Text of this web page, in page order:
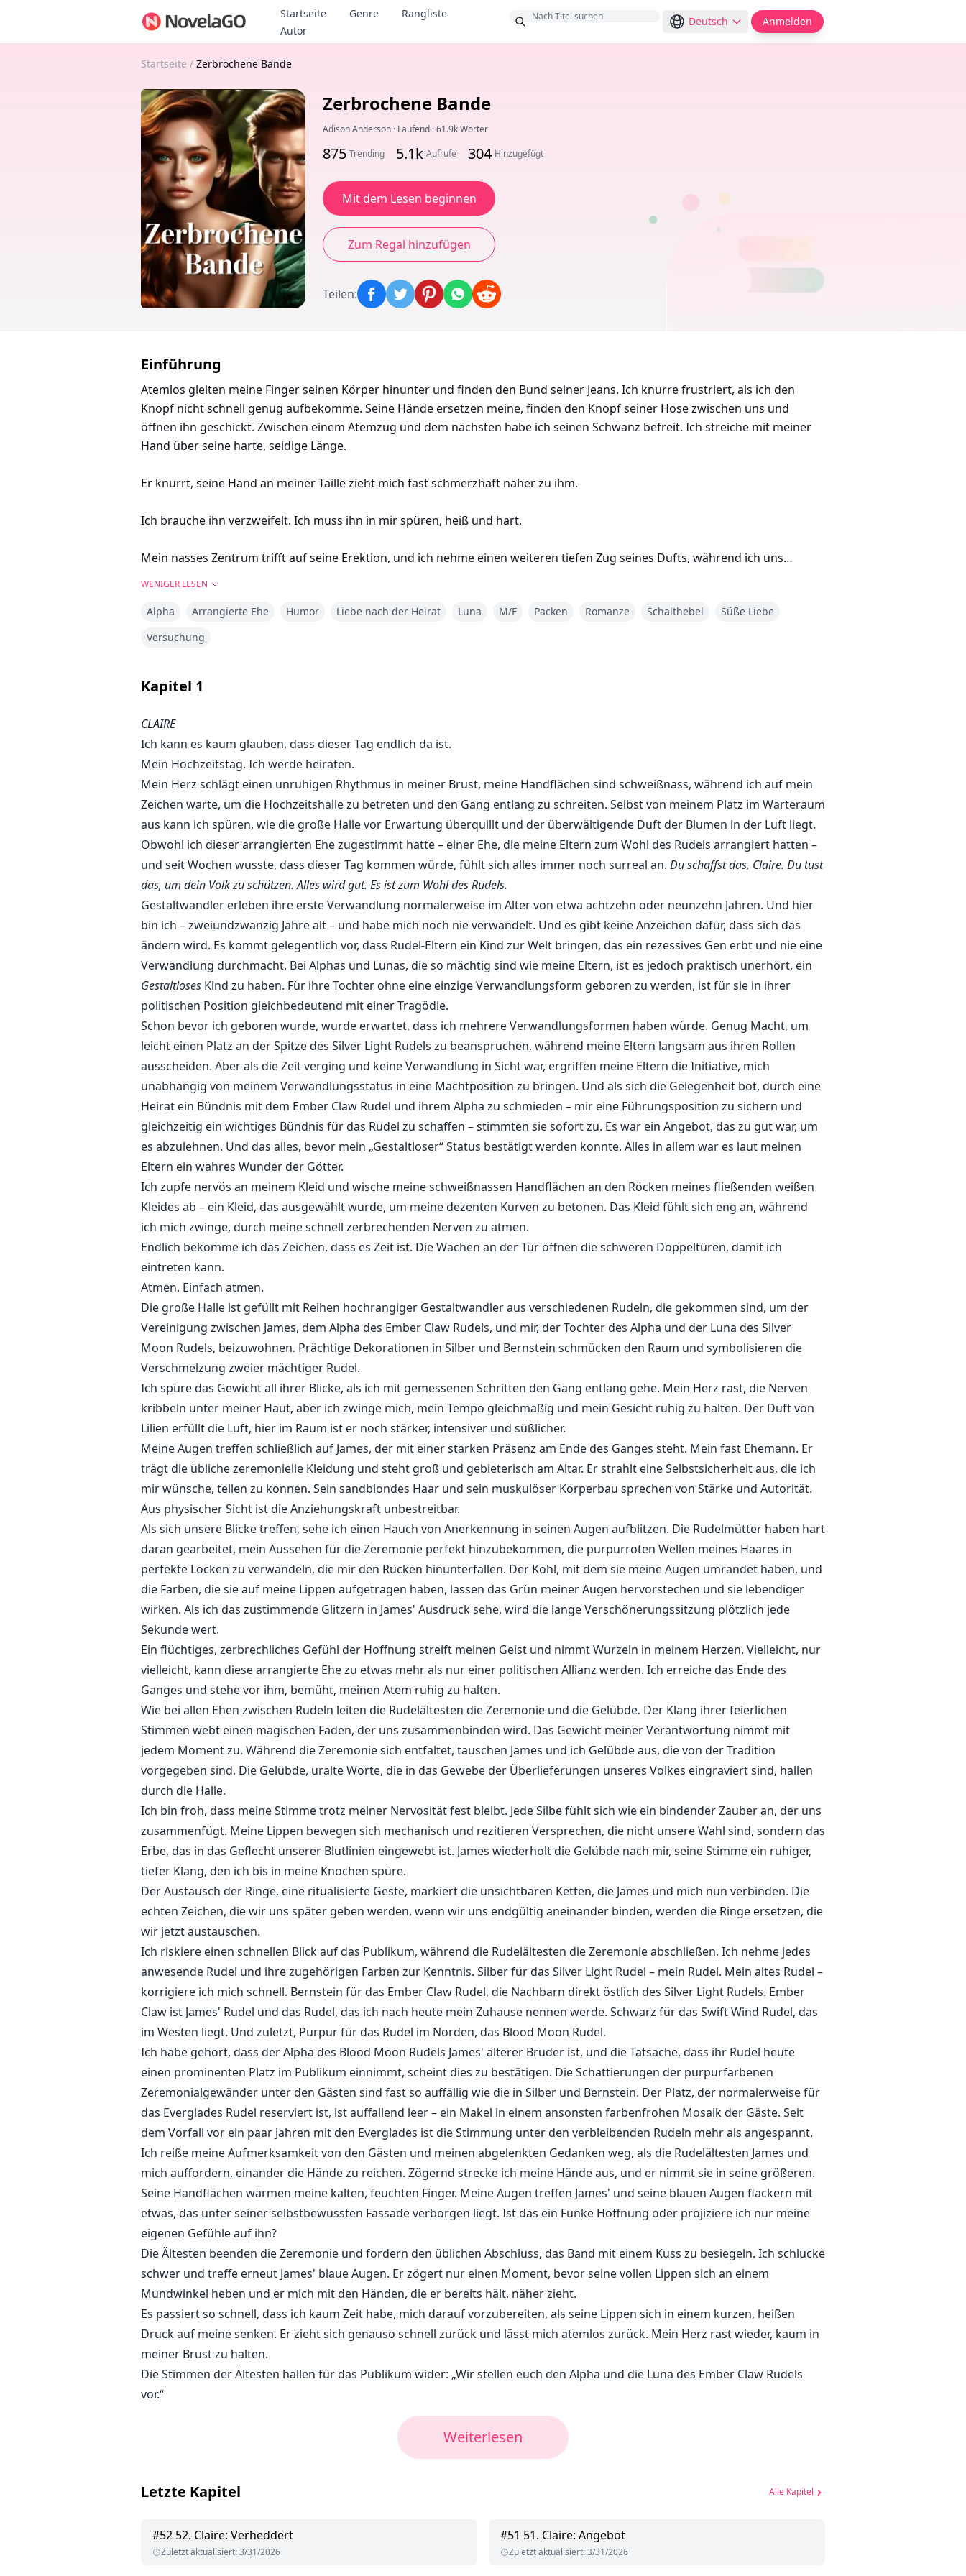
Startseite Genre
Rangliste
Autor
Bonus Deutsch Anmelden
Startseite / Zerbrochene Bande
Zerbrochene Bande
Adison Anderson · Laufend ·61.9k Wörter
875 Trending 5.1k Aufrufe 304 Hinzugefügt
Mit dem Lesen beginnen
Zum Regal hinzufügen
Teilen:
Einführung
Atemlos gleiten meine Finger seinen Körper hinunter und finden den Bund seiner Jeans. Ich knurre frustriert, als ich den
Knopf nicht schnell genug aufbekomme. Seine Hände ersetzen meine, finden den Knopf seiner Hose zwischen uns und
öffnen ihn geschickt. Zwischen einem Atemzug und dem nächsten habe ich seinen Schwanz befreit. Ich streiche mit meiner
Hand über seine harte, seidige Länge.
Er knurrt, seine Hand an meiner Taille zieht mich fast schmerzhaft näher zu ihm.
Ich brauche ihn verzweifelt. Ich muss ihn in mir spüren, heiß und hart.
Mein nasses Zentrum trifft auf seine Erektion, und ich nehme einen weiteren tiefen Zug seines Dufts, während ich uns
Sein dunkler Blick bohrt sich in meinen. „Bist du sicher?“ Seine Stimme ist rauer, als ich sie je gehört habe.
Claire wird in eine arrangierte Ehe mit einem geheimnisvollen Alpha gezwungen, den sie kaum kennt. Doch als Verrat ihre
eine Verbindung, die sie nicht ignorieren kann. Während sie gegen verbotene Begierden kämpfen, müssen Claire und der
Bruder ihres Mannes die gefährlichen Gewässer von Loyalität und Sehnsucht navigieren. Werden sie dem Ruf ihrer Herzen
nachgeben oder durch die Pflicht gebunden bleiben?
WENIGER LESEN
Alpha Arrangierte Ehe Humor Liebe nach der Heirat Luna M/F Packen Romanze Schalthebel
Süße Liebe
Versuchung
Kapitel 1
CLAIRE
Ich kann es kaum glauben, dass dieser Tag endlich da ist.
Mein Hochzeitstag. Ich werde heiraten.
Mein Herz schlägt einen unruhigen Rhythmus in meiner Brust, meine Handflächen sind schweißnass, während ich auf mein
Zeichen warte, um die Hochzeitshalle zu betreten und den Gang entlang zu schreiten. Selbst von meinem Platz im Warteraum
aus kann ich spüren, wie die große Halle vor Erwartung überquillt und der überwältigende Duft der Blumen in der Luft liegt.
Obwohl ich dieser arrangierten Ehe zugestimmt hatte – einer Ehe, die meine Eltern zum Wohl des Rudels arrangiert hatten –
und seit Wochen wusste, dass dieser Tag kommen würde, fühlt sich alles immer noch surreal an. Du schaffst das, Claire. Du tust
das, um dein Volk zu schützen. Alles wird gut. Es ist zum Wohl des Rudels.
Gestaltwandler erleben ihre erste Verwandlung normalerweise im Alter von etwa achtzehn oder neunzehn Jahren. Und hier
bin ich – zweiundzwanzig Jahre alt – und habe mich noch nie verwandelt. Und es gibt keine Anzeichen dafür, dass sich das
ändern wird. Es kommt gelegentlich vor, dass Rudel-Eltern ein Kind zur Welt bringen, das ein rezessives Gen erbt und nie eine
Verwandlung durchmacht. Bei Alphas und Lunas, die so mächtig sind wie meine Eltern, ist es jedoch praktisch unerhört, ein
Gestaltloses Kind zu haben. Für ihre Tochter ohne eine einzige Verwandlungsform geboren zu werden, ist für sie in ihrer
politischen Position gleichbedeutend mit einer Tragödie.
Schon bevor ich geboren wurde, wurde erwartet, dass ich mehrere Verwandlungsformen haben würde. Genug Macht, um
leicht einen Platz an der Spitze des Silver Light Rudels zu beanspruchen, während meine Eltern langsam aus ihren Rollen
ausscheiden. Aber als die Zeit verging und keine Verwandlung in Sicht war, ergriffen meine Eltern die Initiative, mich
unabhängig von meinem Verwandlungsstatus in eine Machtposition zu bringen. Und als sich die Gelegenheit bot, durch eine
Heirat ein Bündnis mit dem Ember Claw Rudel und ihrem Alpha zu schmieden – mir eine Führungsposition zu sichern und
gleichzeitig ein wichtiges Bündnis für das Rudel zu schaffen – stimmten sie sofort zu. Es war ein Angebot, das zu gut war, um
es abzulehnen. Und das alles, bevor mein „Gestaltloser“ Status bestätigt werden konnte. Alles in allem war es laut meinen
Eltern ein wahres Wunder der Götter.
Ich zupfe nervös an meinem Kleid und wische meine schweißnassen Handflächen an den Röcken meines fließenden weißen
Kleides ab – ein Kleid, das ausgewählt wurde, um meine dezenten Kurven zu betonen. Das Kleid fühlt sich eng an, während
ich mich zwinge, durch meine schnell zerbrechenden Nerven zu atmen.
Endlich bekomme ich das Zeichen, dass es Zeit ist. Die Wachen an der Tür öffnen die schweren Doppeltüren, damit ich
eintreten kann.
Atmen. Einfach atmen.
Die große Halle ist gefüllt mit Reihen hochrangiger Gestaltwandler aus verschiedenen Rudeln, die gekommen sind, um der
Vereinigung zwischen James, dem Alpha des Ember Claw Rudels, und mir, der Tochter des Alpha und der Luna des Silver
Moon Rudels, beizuwohnen. Prächtige Dekorationen in Silber und Bernstein schmücken den Raum und symbolisieren die
Verschmelzung zweier mächtiger Rudel.
Ich spüre das Gewicht all ihrer Blicke, als ich mit gemessenen Schritten den Gang entlang gehe. Mein Herz rast, die Nerven
kribbeln unter meiner Haut, aber ich zwinge mich, mein Tempo gleichmäßig und mein Gesicht ruhig zu halten. Der Duft von
Lilien erfüllt die Luft, hier im Raum ist er noch stärker, intensiver und süßlicher.
Meine Augen treffen schließlich auf James, der mit einer starken Präsenz am Ende des Ganges steht. Mein fast Ehemann. Er
trägt die übliche zeremonielle Kleidung und steht groß und gebieterisch am Altar. Er strahlt eine Selbstsicherheit aus, die ich
mir wünsche, teilen zu können. Sein sandblondes Haar und sein muskulöser Körperbau sprechen von Stärke und Autorität.
Aus physischer Sicht ist die Anziehungskraft unbestreitbar.
Als sich unsere Blicke treffen, sehe ich einen Hauch von Anerkennung in seinen Augen aufblitzen. Die Rudelmütter haben hart
daran gearbeitet, mein Aussehen für die Zeremonie perfekt hinzubekommen, die purpurroten Wellen meines Haares in
perfekte Locken zu verwandeln, die mir den Rücken hinunterfallen. Der Kohl, mit dem sie meine Augen umrandet haben, und
die Farben, die sie auf meine Lippen aufgetragen haben, lassen das Grün meiner Augen hervorstechen und sie lebendiger
wirken. Als ich das zustimmende Glitzern in James' Ausdruck sehe, wird die lange Verschönerungssitzung plötzlich jede
Sekunde wert.
Ein flüchtiges, zerbrechliches Gefühl der Hoffnung streift meinen Geist und nimmt Wurzeln in meinem Herzen. Vielleicht, nur
vielleicht, kann diese arrangierte Ehe zu etwas mehr als nur einer politischen Allianz werden. Ich erreiche das Ende des
Ganges und stehe vor ihm, bemüht, meinen Atem ruhig zu halten.
Wie bei allen Ehen zwischen Rudeln leiten die Rudelältesten die Zeremonie und die Gelübde. Der Klang ihrer feierlichen
Stimmen webt einen magischen Faden, der uns zusammenbinden wird. Das Gewicht meiner Verantwortung nimmt mit
jedem Moment zu. Während die Zeremonie sich entfaltet, tauschen James und ich Gelübde aus, die von der Tradition
vorgegeben sind. Die Gelübde, uralte Worte, die in das Gewebe der Überlieferungen unseres Volkes eingraviert sind, hallen
durch die Halle.
Ich bin froh, dass meine Stimme trotz meiner Nervosität fest bleibt. Jede Silbe fühlt sich wie ein bindender Zauber an, der uns
zusammenfügt. Meine Lippen bewegen sich mechanisch und rezitieren Versprechen, die nicht unsere Wahl sind, sondern das
Erbe, das in das Geflecht unserer Blutlinien eingewebt ist. James wiederholt die Gelübde nach mir, seine Stimme ein ruhiger,
tiefer Klang, den ich bis in meine Knochen spüre.
Der Austausch der Ringe, eine ritualisierte Geste, markiert die unsichtbaren Ketten, die James und mich nun verbinden. Die
echten Zeichen, die wir uns später geben werden, wenn wir uns endgültig aneinander binden, werden die Ringe ersetzen, die
wir jetzt austauschen.
Ich riskiere einen schnellen Blick auf das Publikum, während die Rudelältesten die Zeremonie abschließen. Ich nehme jedes
anwesende Rudel und ihre zugehörigen Farben zur Kenntnis. Silber für das Silver Light Rudel – mein Rudel. Mein altes Rudel –
korrigiere ich mich schnell. Bernstein für das Ember Claw Rudel, die Nachbarn direkt östlich des Silver Light Rudels. Ember
Claw ist James' Rudel und das Rudel, das ich nach heute mein Zuhause nennen werde. Schwarz für das Swift Wind Rudel, das
im Westen liegt. Und zuletzt, Purpur für das Rudel im Norden, das Blood Moon Rudel.
Ich habe gehört, dass der Alpha des Blood Moon Rudels James' älterer Bruder ist, und die Tatsache, dass ihr Rudel heute
einen prominenten Platz im Publikum einnimmt, scheint dies zu bestätigen. Die Schattierungen der purpurfarbenen
Zeremonialgewänder unter den Gästen sind fast so auffällig wie die in Silber und Bernstein. Der Platz, der normalerweise für
das Everglades Rudel reserviert ist, ist auffallend leer – ein Makel in einem ansonsten farbenfrohen Mosaik der Gäste. Seit
dem Vorfall vor ein paar Jahren mit den Everglades ist die Stimmung unter den verbleibenden Rudeln mehr als angespannt.
Ich reiße meine Aufmerksamkeit von den Gästen und meinen abgelenkten Gedanken weg, als die Rudelältesten James und
mich auffordern, einander die Hände zu reichen. Zögernd strecke ich meine Hände aus, und er nimmt sie in seine größeren.
Seine Handflächen wärmen meine kalten, feuchten Finger. Meine Augen treffen James' und seine blauen Augen flackern mit
etwas, das unter seiner selbstbewussten Fassade verborgen liegt. Ist das ein Funke Hoffnung oder projiziere ich nur meine
eigenen Gefühle auf ihn?
Die Ältesten beenden die Zeremonie und fordern den üblichen Abschluss, das Band mit einem Kuss zu besiegeln. Ich schlucke
schwer und treffe erneut James' blaue Augen. Er zögert nur einen Moment, bevor seine vollen Lippen sich an einem
Mundwinkel heben und er mich mit den Händen, die er bereits hält, näher zieht.
Es passiert so schnell, dass ich kaum Zeit habe, mich darauf vorzubereiten, als seine Lippen sich in einem kurzen, heißen
Druck auf meine senken. Er zieht sich genauso schnell zurück und lässt mich atemlos zurück. Mein Herz rast wieder, kaum in
meiner Brust zu halten.
Die Stimmen der Ältesten hallen für das Publikum wider: „Wir stellen euch den Alpha und die Luna des Ember Claw Rudels
vor.“
Weiterlesen
Letzte Kapitel Alle Kapitel
#52 52. Claire: Verheddert
Zuletzt aktualisiert:3/31/2026
#51 51. Claire: Angebot
Zuletzt aktualisiert:3/31/2026